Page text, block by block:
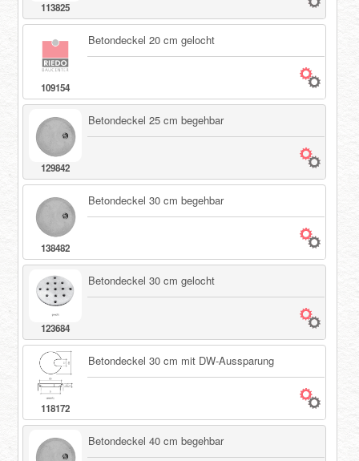
113825
109154
Betondeckel 20 cm gelocht
129842
Betondeckel 25 cm begehbar
138482
Betondeckel 30 cm begehbar
123684
Betondeckel 30 cm gelocht
118172
Betondeckel 30 cm mit DW-Aussparung
Betondeckel 40 cm begehbar